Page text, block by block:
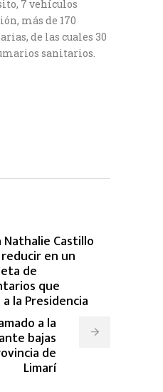
7 vehículos
más de 170
de las cuales 30
sanitarios.
Castillo
en un
de
que
la Presidencia
a la
bajas
de
Limarí